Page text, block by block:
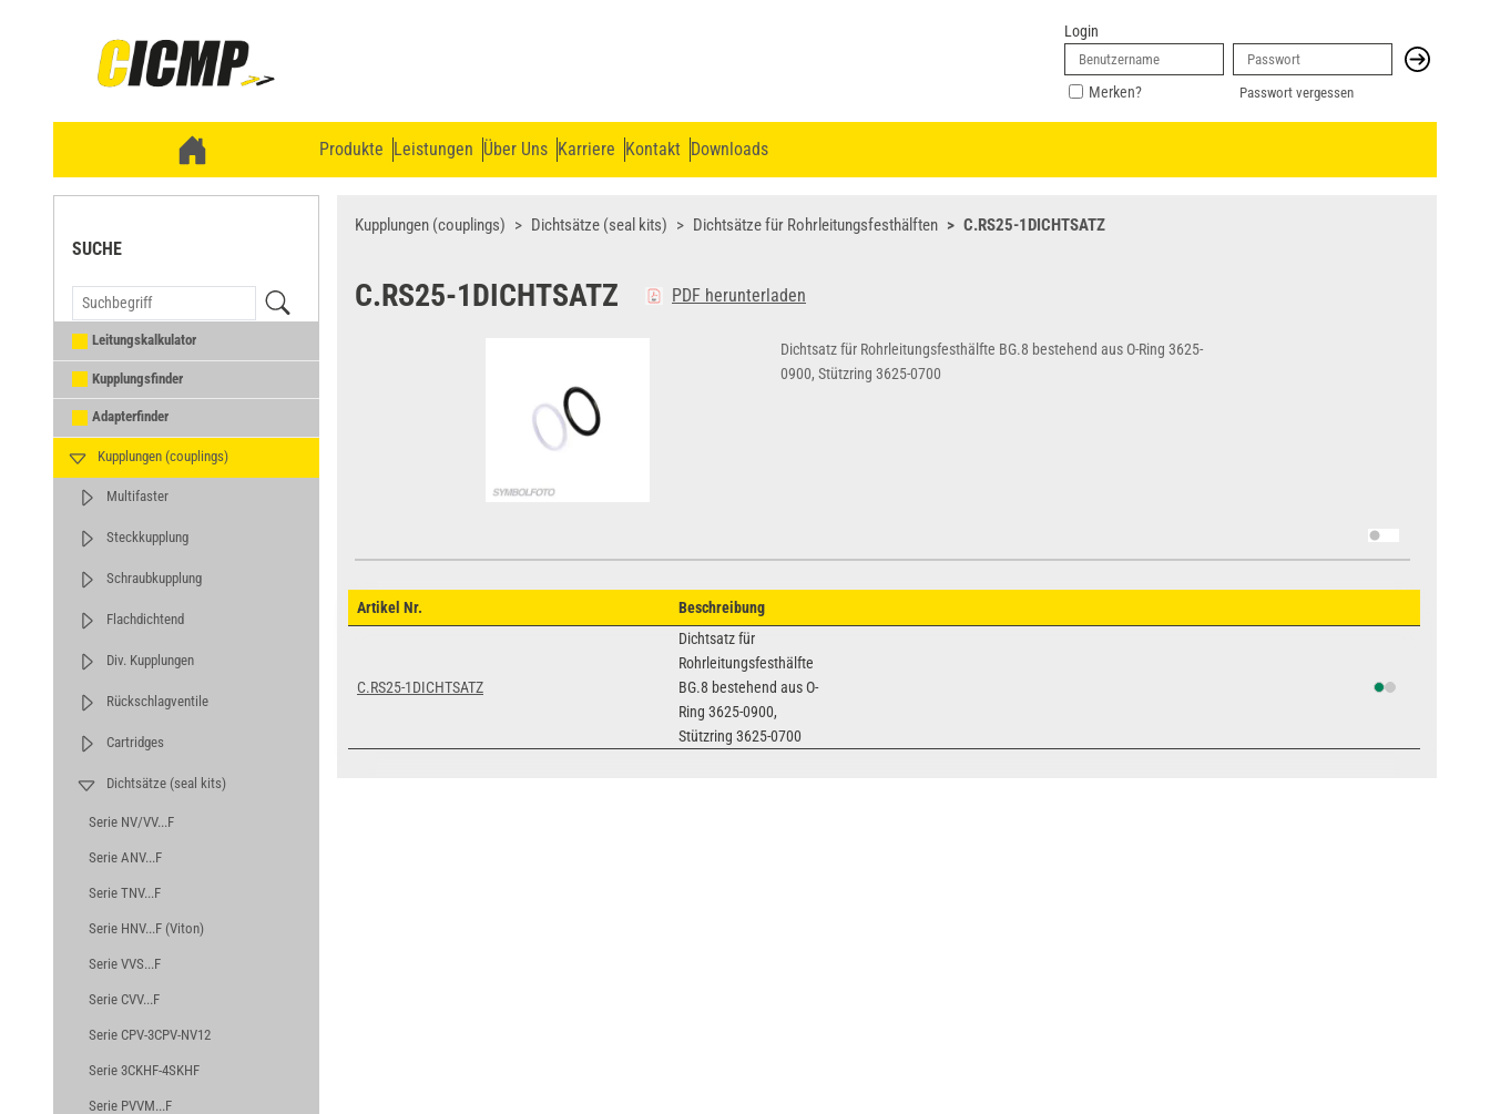
Login
Merken? Passwort vergessen
Produkte Leistungen Über Uns Karriere Kontakt Downloads
SUCHE
Leitungskalkulator
Kupplungsfinder
Adapterfinder
Kupplungen (couplings)
Multifaster
Steckkupplung
Schraubkupplung
Flachdichtend
Div. Kupplungen
Rückschlagventile
Cartridges
Dichtsätze (seal kits)
Serie NV/VV...F
Serie ANV...F
Serie TNV...F
Serie HNV...F (Viton)
Serie VVS...F
Serie CVV...F
Serie CPV-3CPV-NV12
Serie 3CKHF-4SKHF
Serie PVVM...F
Kupplungen (couplings) Dichtsätze (seal kits) Dichtsätze für Rohrleitungsfesthälften C.RS25-1DICHTSATZ
C.RS25-1DICHTSATZ PDF herunterladen
Dichtsatz für Rohrleitungsfesthälfte BG.8 bestehend aus O-Ring 3625-
0900, Stützring 3625-0700
Artikel Nr. Beschreibung
C.RS25-1DICHTSATZ
Dichtsatz für
Rohrleitungsfesthälfte
BG.8 bestehend aus O-
Ring 3625-0900,
Stützring 3625-0700